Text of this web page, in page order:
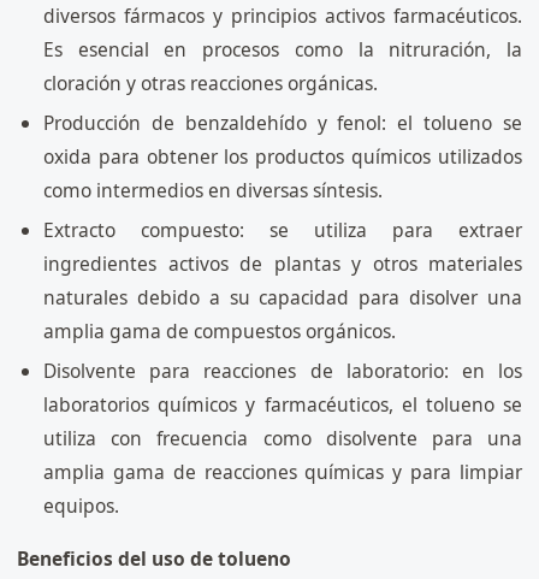
diversos fármacos y principios activos farmacéuticos.
Es esencial en procesos como la nitruración, la
cloración y otras reacciones orgánicas.
Producción de benzaldehído y fenol: el tolueno se
oxida para obtener los productos químicos utilizados
como intermedios en diversas síntesis.
Extracto compuesto: se utiliza para extraer
ingredientes activos de plantas y otros materiales
naturales debido a su capacidad para disolver una
amplia gama de compuestos orgánicos.
Disolvente para reacciones de laboratorio: en los
laboratorios químicos y farmacéuticos, el tolueno se
utiliza con frecuencia como disolvente para una
amplia gama de reacciones químicas y para limpiar
equipos.
Beneficios del uso de tolueno